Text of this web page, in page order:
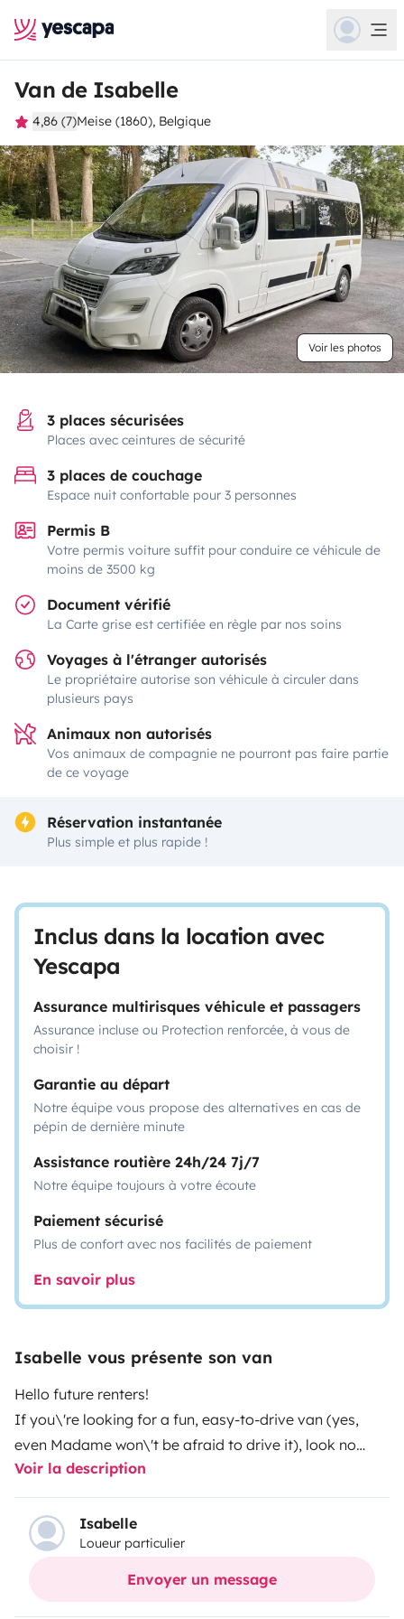
Van de Isabelle
4,86 (7)Meise (1860), Belgique
Voir les photos
3 places sécurisées
Places avec ceintures de sécurité
3 places de couchage
Espace nuit confortable pour 3 personnes
Permis B
Votre permis voiture suffit pour conduire ce véhicule de
moins de 3500 kg
Document vérifié
La Carte grise est certifiée en règle par nos soins
Voyages à l'étranger autorisés
Le propriétaire autorise son véhicule à circuler dans
plusieurs pays
Animaux non autorisés
Vos animaux de compagnie ne pourront pas faire partie
de ce voyage
Réservation instantanée
Plus simple et plus rapide !
Inclus dans la location avec
Yescapa
Assurance multirisques véhicule et passagers
Assurance incluse ou Protection renforcée, à vous de
choisir !
Garantie au départ
Notre équipe vous propose des alternatives en cas de
pépin de dernière minute
Assistance routière 24h/24 7j/7
Notre équipe toujours à votre écoute
Paiement sécurisé
Plus de confort avec nos facilités de paiement
En savoir plus
Isabelle vous présente son van
Hello future renters!
If you\'re looking for a fun, easy-to-drive van (yes,
even Madame won\'t be afraid to drive it), look no
further! We offer you our Peugeot Boxer 3-seater ( 2
adults 1 child or 3 adults ).
It\'s ALL INCLUSIVE. Bike carrier, car seat, children\'s
accessories if required, crockery kit, folding chairs and
table, and much more!)
Voir la description
Isabelle
Loueur particulier
Envoyer un message